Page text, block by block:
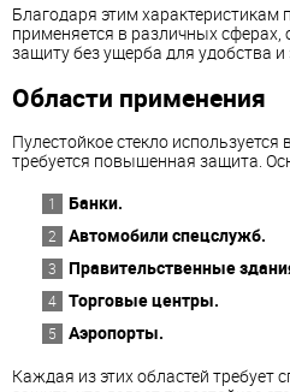
Благодаря этим характеристикам
применяется в различных
защиту без ущерба для удобства и
Области применения
Пулестойкое стекло используется
требуется повышенная защита.
Банки.
Автомобили спецслужб.
Правительственные
Торговые центры.
Аэропорты.
Каждая из этих областей требует